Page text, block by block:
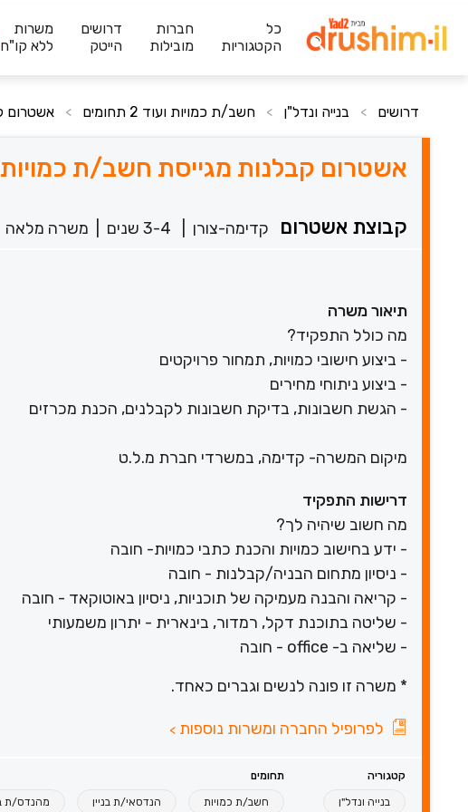
כל
הקטגוריות
חברות
מובילות
דרושים
הייטק
משרות
ללא קו"ח
דרושים > בנייה ונדל"ן > חשב/ת כמויות ועוד 2 תחומים > אשטרום
אשטרום קבלנות מגייסת חשב/ת
קבוצת אשטרום קדימה-צורן 3-4 שנים משרה מלאה
תיאור משרה
מה כולל התפקיד?
- ביצוע חישובי כמויות, תמחור פרויקטים
- ביצוע ניתוחי מחירים
- הגשת חשבונות, בדיקת חשבונות לקבלנים, הכנת מכרזים
מיקום המשרה- קדימה, במשרדי חברת מ.ל.ט
דרישות התפקיד
מה חשוב שיהיה לך?
- ידע בחישוב כמויות והכנת כתבי כמויות- חובה
- ניסיון מתחום הבניה/קבלנות - חובה
- קריאה והבנה מעמיקה של תוכניות, ניסיון באוטוקאד - חובה
- שליטה בתוכנת דקל, רמדור, בינארית - יתרון משמעותי
- שליאה ב- office - חובה
* משרה זו פונה לנשים וגברים כאחד.
לפרופיל החברה ומשרות נוספות >
קטגוריה תחומים
בנייה ונדל"ן חשב/ת כמויות הנדסאי/ת בניין מהנדס/ת